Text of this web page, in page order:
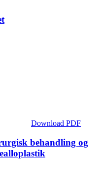
Download PDF
behandling og